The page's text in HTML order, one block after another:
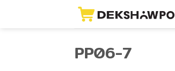
PP06-7